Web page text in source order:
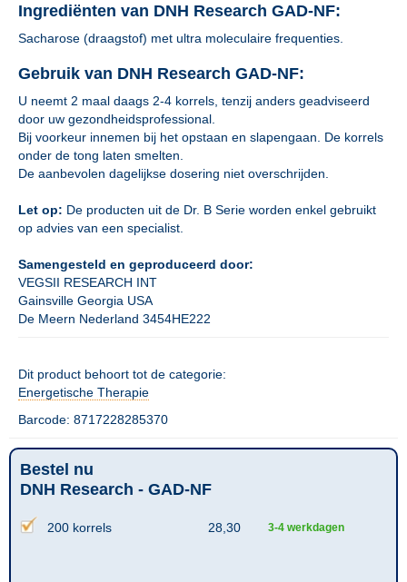
Ingrediënten van DNH Research GAD-NF:
Sacharose (draagstof) met ultra moleculaire frequenties.
Gebruik van DNH Research GAD-NF:
U neemt 2 maal daags 2-4 korrels, tenzij anders geadviseerd
door uw gezondheidsprofessional.
Bij voorkeur innemen bij het opstaan en slapengaan. De korrels
onder de tong laten smelten.
De aanbevolen dagelijkse dosering niet overschrijden.
Let op: De producten uit de Dr. B Serie worden enkel gebruikt
op advies van een specialist.
Samengesteld en geproduceerd door:
VEGSII RESEARCH INT
Gainsville Georgia USA
De Meern Nederland 3454HE222
Dit product behoort tot de categorie:
Energetische Therapie
Barcode: 8717228285370
Bestel nu
DNH Research - GAD-NF
200 korrels 28,30 3-4 werkdagen